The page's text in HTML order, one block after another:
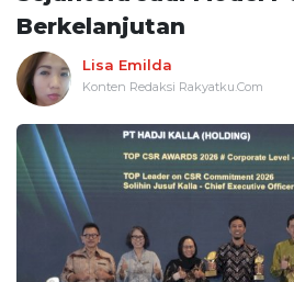
Berkelanjutan
Lisa Emilda
Konten Redaksi Rakyatku.Com